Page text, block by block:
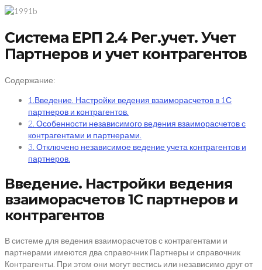
Система ЕРП 2.4 Рег.учет. Учет
Партнеров и учет контрагентов
Содержание:
1.Введение. Настройки ведения взаиморасчетов в 1С
партнеров и контрагентов.
2. Особенности независимого ведения взаиморасчетов с
контрагентами и партнерами.
3. Отключено независимое ведение учета контрагентов и
партнеров.
Введение. Настройки ведения
взаиморасчетов 1С партнеров и
контрагентов
В системе для ведения взаиморасчетов с контрагентами и
партнерами имеются два справочник Партнеры и справочник
Контрагенты. При этом они могут вестись или независимо друг от